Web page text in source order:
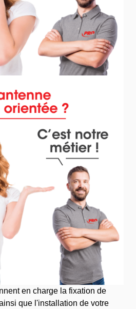
en charge la fixation de
que l'installation de votre